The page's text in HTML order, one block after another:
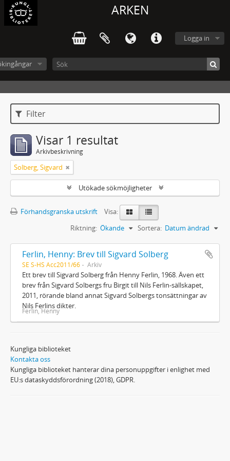
ARKEN
Logga in
Filter
Visar 1 resultat
Arkivbeskrivning
Solberg, Sigvard
Utökade sökmöjligheter
Förhandsgranska utskrift
Visa:
Sortera: Datum ändrad
Riktning: Ökande
Ferlin, Henny: Brev till Sigvard Solberg
SE S-HS Acc2011/66 Arkiv
Ett brev till Sigvard Solberg från Henny Ferlin, 1968. Även ett
brev från Sigvard Solbergs fru Birgit till Nils Ferlin-sällskapet,
2011, rörande bland annat Sigvard Solbergs tonsättningar av
Nils Ferlins dikter.
Ferlin, Henny
Kungliga biblioteket
Kontakta oss
Kungliga biblioteket hanterar dina personuppgifter i enlighet med
EU:s dataskyddsförordning (2018), GDPR.